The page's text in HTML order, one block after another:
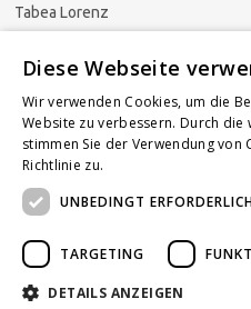
Tabea Lorenz
Newsletter abonnieren
Diese Webseite
Wir verwenden Cookies, um die
Website zu verbessern. Durch
stimmen Sie der Verwendung
Richtlinie zu.
UNBEDINGT
TARGETING
DETAILS ANZEIGEN